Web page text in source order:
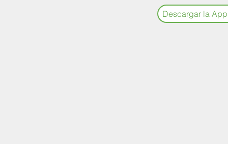
Descargar la App